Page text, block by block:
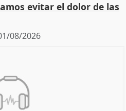
evitar el dolor de las
08/2026